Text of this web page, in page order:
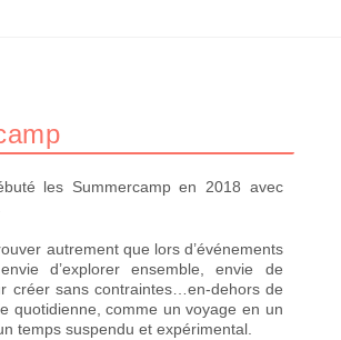
les Summercamp en 2018 avec
autrement que lors d’événements
d’explorer ensemble, envie de
créer sans contraintes…en-dehors de
quotidienne, comme un voyage en un
temps suspendu et expérimental.